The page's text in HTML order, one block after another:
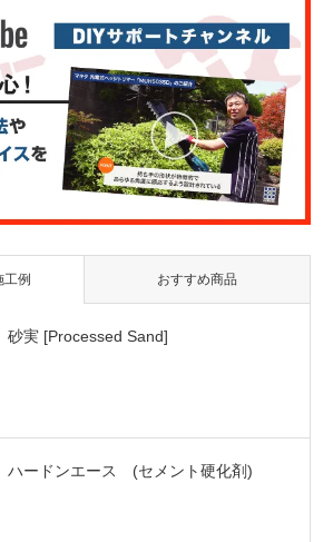
工例 おすすめ商品
砂実 [Processed Sand]
ハードンエース (セメント硬化剤)